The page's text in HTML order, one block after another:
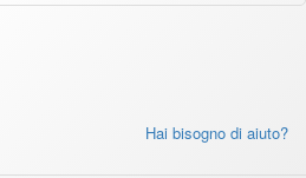
Hai bisogno di aiuto?